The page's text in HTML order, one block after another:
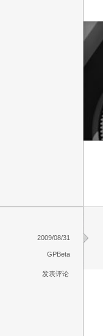
2009/08/31
GPBeta
发表评论